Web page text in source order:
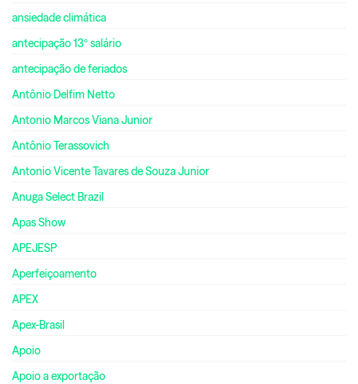
ansiedade climática
antecipação 13º salário
antecipação de feriados
Antônio Delfim Netto
Antonio Marcos Viana Junior
Antônio Terassovich
Antonio Vicente Tavares de Souza Junior
Anuga Select Brazil
Apas Show
APEJESP
Aperfeiçoamento
APEX
Apex-Brasil
Apoio
Apoio a exportação